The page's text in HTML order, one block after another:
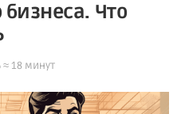
бизнеса. Что
≈ 18 минут